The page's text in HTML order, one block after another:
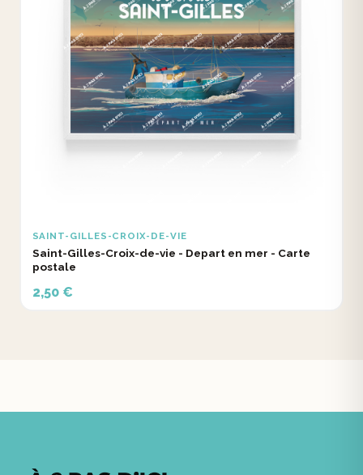
SAINT-GILLES-CROIX-DE-VIE
Saint-Gilles-Croix-de-vie - Depart en mer - Carte
postale
2,50 €